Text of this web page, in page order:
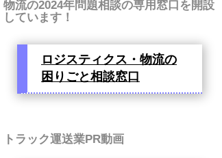
物流の2024年問題相談の専用窓口を開設
しています！
ロジスティクス・物流の
困りごと相談窓口
トラック運送業PR動画